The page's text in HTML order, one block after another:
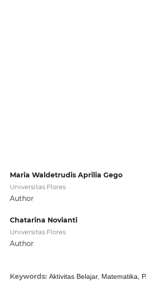
Maria Waldetrudis Aprilia Gego
Universitas Flores
Author
Chatarina Novianti
Universitas Flores
Author
Keywords: Aktivitas Belajar, Matematika,